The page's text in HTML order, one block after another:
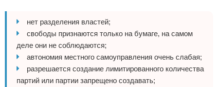
нет разделения властей;
свободы признаются только на бумаге, на самом
деле они не соблюдаются;
автономия местного самоуправления очень слабая;
разрешается создание лимитированного количества
партий или партии запрещено создавать;